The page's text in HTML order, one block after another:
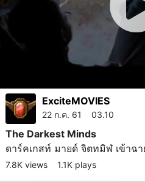
ExciteMOVIES
22 ก.ค. 61 03.10
The Darkest Minds
ดาร์คเกสท์ มายด์ จิตทมิฬ เข้าฉ
7.8K views 1.1K plays